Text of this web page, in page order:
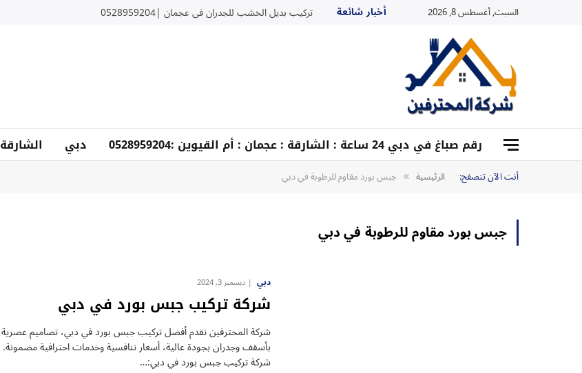
السبت, أغسطس 8, 2026 أخبار شائعة تركيب بديل الخشب للجدران في عجمان |0528959204
رقم صباغ في دبي 24 ساعة : الشارقة : عجمان : أم القيوين :0528959204 دبي الشارقة
أنت الآن تتصفح: الرئيسية » جبس بورد مقاوم للرطوبة في دبي
جبس بورد مقاوم للرطوبة في دبي
دبي ديسمبر 3, 2024
شركة تركيب جبس بورد في دبي
شركة المحترفين تقدم أفضل تركيب جبس بورد في دبي، تصاميم عصرية
بأسقف وجدران بجودة عالية، أسعار تنافسية وخدمات احترافية مضمونة.
شركة تركيب جبس بورد في دبي:…